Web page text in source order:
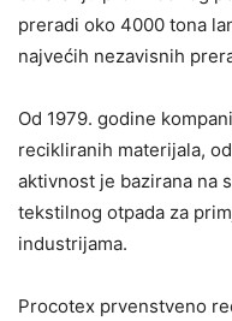
preradi oko 4000 tona
najvećih nezavisnih
Od 1979. godine
recikliranih materijala,
aktivnost je bazirana na
tekstilnog otpada za
industrijama.
Procotex prvenstveno